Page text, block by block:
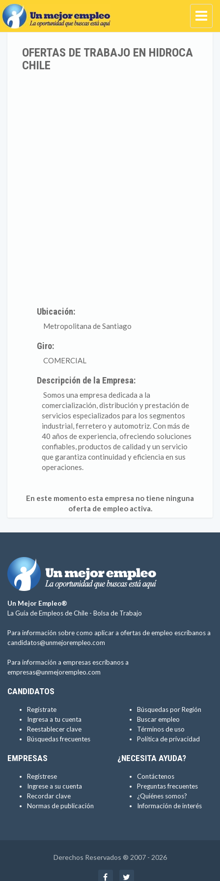
OFERTAS DE TRABAJO EN HIDROCA
CHILE
Ubicación:
Metropolitana de Santiago
Giro:
COMERCIAL
Descripción de la Empresa:
Somos una empresa dedicada a la
comercialización, distribución y prestación de
servicios especializados para los segmentos
industrial, ferretero y automotriz. Con más de
40 años de experiencia, ofreciendo soluciones
confiables, productos de calidad y un servicio
que garantiza continuidad y eficiencia en sus
operaciones.
En este momento esta empresa no tiene ninguna
oferta de empleo activa.
Un Mejor Empleo®
La Guía de Empleos de Chile - Bolsa de Trabajo
Para información sobre como aplicar a ofertas de empleo escríbanos a
candidatos@unmejorempleo.com
Para información a empresas escríbanos a
empresas@unmejorempleo.com
CANDIDATOS
Regístrate
Ingresa a tu cuenta
Reestablecer clave
Búsquedas frecuentes
Búsquedas por Región
Buscar empleo
Términos de uso
Política de privacidad
EMPRESAS
Regístrese
Ingrese a su cuenta
Recordar clave
Normas de publicación
¿NECESITA AYUDA?
Contáctenos
Preguntas frecuentes
¿Quiénes somos?
Información de interés
Derechos Reservados ® 2007 - 2026
Facebook